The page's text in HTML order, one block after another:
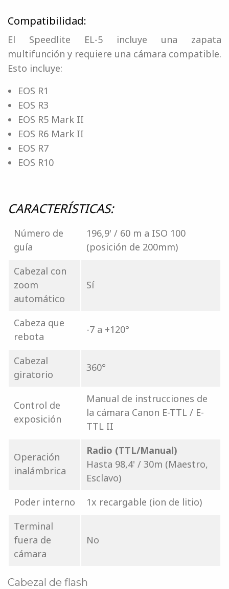
Compatibilidad:
El Speedlite EL-5 incluye una zapata
multifunción y requiere una cámara compatible.
Esto incluye:
EOS R1
EOS R3
EOS R5 Mark II
EOS R6 Mark II
EOS R7
EOS R10
CARACTERÍSTICAS:
Número de
guía
196,9' / 60 m a ISO 100
(posición de 200mm)
Cabezal con
zoom
automático
Sí
Cabeza que
rebota
-7 a +120°
Cabezal
giratorio
360°
Control de
exposición
Manual de instrucciones de
la cámara Canon E-TTL / E-
TTL II
Operación
inalámbrica
Radio (TTL/Manual)
Hasta 98,4' / 30m (Maestro,
Esclavo)
Poder interno
1x recargable (ion de litio)
Terminal
fuera de
cámara
No
Cabezal de flash